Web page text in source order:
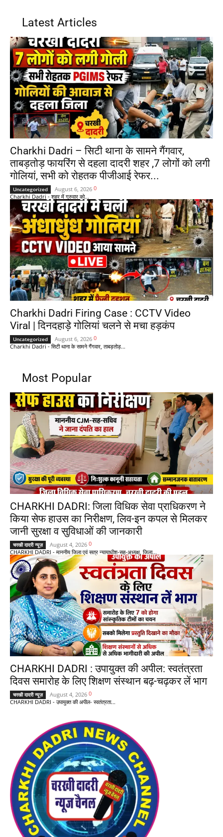
Latest Articles
Charkhi Dadri – सिटी थाना के सामने गैंगवार,
ताबड़तोड़ फायरिंग से दहला दादरी शहर ,7 लोगों को लगी
गोलियां, सभी को रोहतक पीजीआई रेफर...
Uncategorized August 6, 2026 0
Charkhi Dadri - शहर में गुरुवार को...
Charkhi Dadri Firing Case : CCTV Video
Viral | दिनदहाड़े गोलियां चलने से मचा हड़कंप
Uncategorized August 6, 2026 0
Charkhi Dadri - सिटी थाना के सामने गैंगवार, ताबड़तोड़...
Most Popular
CHARKHI DADRI: जिला विधिक सेवा प्राधिकरण ने
किया सेफ हाउस का निरीक्षण, लिव-इन कपल से मिलकर
जानी सुरक्षा व सुविधाओं की जानकारी
चरखी दादरी न्यूज़ August 4, 2026 0
CHARKHI DADRI - माननीय जिला एवं सत्र न्यायाधीश-सह-अध्यक्ष, जिला...
CHARKHI DADRI : उपायुक्त की अपील: स्वतंत्रता
दिवस समारोह के लिए शिक्षण संस्थान बढ़-चढ़कर लें भाग
चरखी दादरी न्यूज़ August 4, 2026 0
CHARKHI DADRI - उपायुक्त की अपील- स्वतंत्रता...